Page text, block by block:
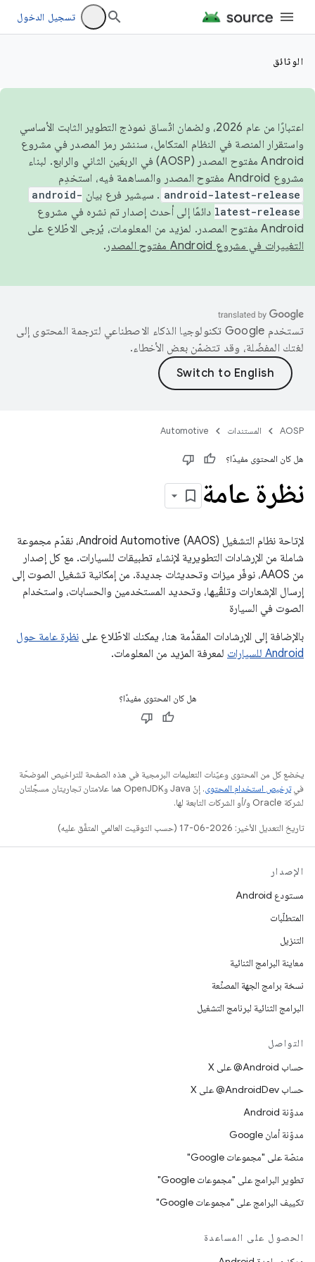
تسجيل الدخول
الوثائق
اعتبارًا من عام 2026، ولضمان اتّساق نموذج التطوير الثابت الأساسي
واستقرار المنصة في النظام المتكامل، سننشر رمز المصدر في مشروع
Android مفتوح المصدر (AOSP) في الربعَين الثاني والرابع. لبناء
مشروع Android مفتوح المصدر والمساهمة فيه، استخدِم
android-latest-release . سيشير فرع بيان android-
latest-release دائمًا إلى أحدث إصدار تم نشره في مشروع
Android مفتوح المصدر. لمزيد من المعلومات، يُرجى الاطّلاع على
التغييرات في مشروع Android مفتوح المصدر
.
تستخدم Google تكنولوجيا الذكاء الاصطناعي لترجمة المحتوى إلى
لغتك المفضّلة، وقد تتضمّن بعض الأخطاء.
AOSP المستندات Automotive
هل كان المحتوى مفيدًا؟
نظرة عامة
لإتاحة نظام التشغيل Android Automotive (AAOS)، نقدّم مجموعة
شاملة من الإرشادات التطويرية لإنشاء تطبيقات للسيارات. مع كل إصدار
من AAOS، نوفّر ميزات وتحديثات جديدة. من إمكانية تشغيل الصوت إلى
إرسال الإشعارات وتلقّيها، وتحديد المستخدمين والحسابات، واستخدام
الصوت في السيارة
بالإضافة إلى الإرشادات المقدَّمة هنا، يمكنك الاطّلاع على نظرة عامة حول
Android للسيارات
لمعرفة المزيد من المعلومات.
هل كان المحتوى مفيدًا؟
يخضع كل من المحتوى وعيّنات التعليمات البرمجية في هذه الصفحة للتراخيص الموضحّة
فيترخيص استخدام المحتوى
. إنّ Java وOpenJDK هما علامتان تجاريتان مسجَّلتان
لشركة Oracle و/أو الشركات التابعة لها.
تاريخ التعديل الأخير: 2026-06-17 (حسب التوقيت العالمي المتفَّق عليه)
الإصدار
مستودع Android
المتطلّبات
التنزيل
معاينة البرامج الثنائية
نسخة برامج الجهة المصنِّعة
البرامج الثنائية لبرنامج التشغيل
التواصل
حساب ‎@Android على X
حساب ‎@AndroidDev على X
مدوّنة Android
مدوّنة أمان Google
منصّة على "مجموعات Google"
تطوير البرامج على "مجموعات Google"
تكييف البرامج على "مجموعات Google"
الحصول على المساعدة